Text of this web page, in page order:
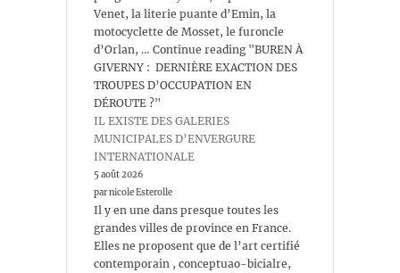
Venet, la literie puante d’Emin, la
motocyclette de Mosset, le furoncle
d’Orlan, … Continue reading "BUREN À
GIVERNY : DERNIÈRE EXACTION DES
TROUPES D’OCCUPATION EN
DÉROUTE ?"
IL EXISTE DES GALERIES
MUNICIPALES D’ENVERGURE
INTERNATIONALE
5 août 2026
par nicole Esterolle
Il y en une dans presque toutes les
grandes villes de province en France.
Elles ne proposent que de l’art certifié
contemporain , conceptuao-bicialre,